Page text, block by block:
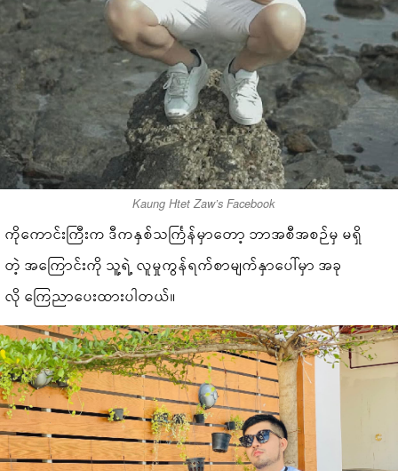
Kaung Htet Zaw’s Facebook
ကိုကောင်းကြီးက ဒီကနှစ်သင်္ကြန်မှာတော့ ဘာအစီအစဉ်မှ မရှိ
တဲ့ အကြောင်းကို သူ့ရဲ့ လူမှုကွန်ရက်စာမျက်နှာပေါ်မှာ အခု
လို ကြေညာပေးထားပါတယ်။